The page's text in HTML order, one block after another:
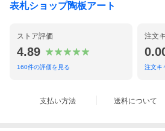
表札ショップ陶板アート
ストア評価
4.89
160件の評価を見る
注文
注文キ
支払い方法 送料について